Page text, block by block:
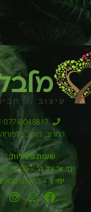
077-8048817
החרוב, מושב בלפוריה
שעות פעילות:
ימי א’ עד ה’ –8:00-17:00
ימי ו’ –בתיאום מראש